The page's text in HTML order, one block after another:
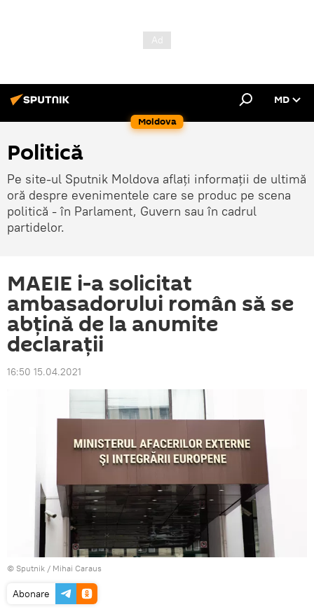
Moldova
MD
Politică
Pe site-ul Sputnik Moldova aflați informații de ultimă
oră despre evenimentele care se produc pe scena
politică - în Parlament, Guvern sau în cadrul
partidelor.
MAEIE i-a solicitat
ambasadorului român să se
abțină de la anumite
declarații
16:50 15.04.2021
© Sputnik / Mihai Caraus
Abonare